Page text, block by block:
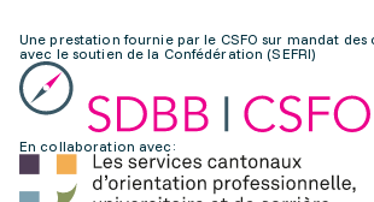
Une prestation fournie par le CSFO sur mandat des
avec le soutien de la Confédération (SEFRI)
En collaboration avec: